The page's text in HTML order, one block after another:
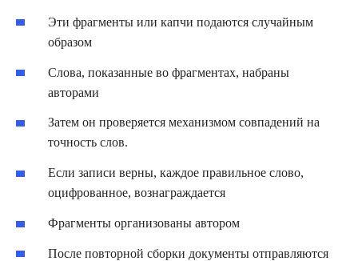
Эти фрагменты или капчи подаются случайным
образом
Слова, показанные во фрагментах, набраны
авторами
Затем он проверяется механизмом совпадений на
точность слов.
Если записи верны, каждое правильное слово,
оцифрованное, вознаграждается
Фрагменты организованы автором
После повторной сборки документы отправляются